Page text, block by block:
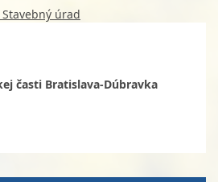
úrad
časti Bratislava-Dúbravka